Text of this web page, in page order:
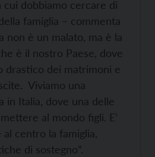
dobbiamo cercare di
famiglia – commenta
non è un malato, ma è la
è il nostro Paese, dove
drastico dei matrimoni e
Viviamo una
in Italia, dove una delle
al mondo figli. E’
centro la famiglia,
di sostegno”.